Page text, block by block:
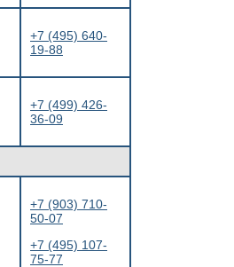
+7 (495) 640-
19-88
+7 (499) 426-
36-09
+7 (903) 710-
50-07
+7 (495) 107-
75-77